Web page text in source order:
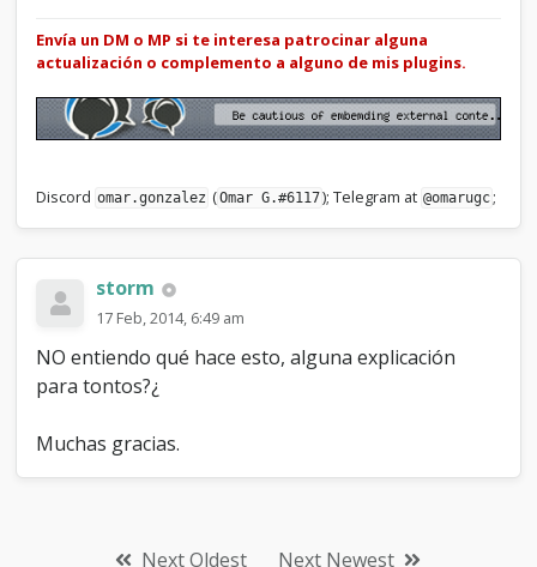
Envía un DM o MP si te interesa patrocinar alguna
actualización o complemento a alguno de mis plugins.
Discord omar.gonzalez (Omar G.#6117); Telegram at @omarugc ;
storm
17 Feb, 2014, 6:49 am
NO entiendo qué hace esto, alguna explicación
para tontos?¿
Muchas gracias.
Next Oldest Next Newest